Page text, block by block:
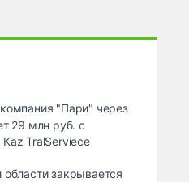
"Пари" через
29 млн руб. с
TralServiece
закрывается